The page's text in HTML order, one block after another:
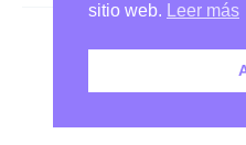
sitio web.
Leer más